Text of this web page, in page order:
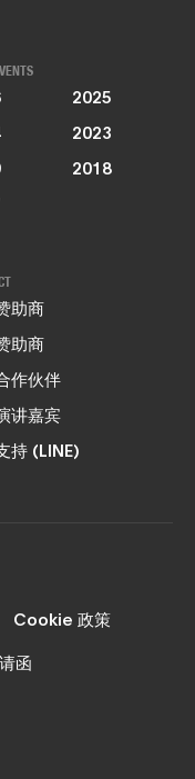
2025
2023
2018
助商
助商
作伙伴
讲嘉宾
持 (LINE)
Cookie 政策
函